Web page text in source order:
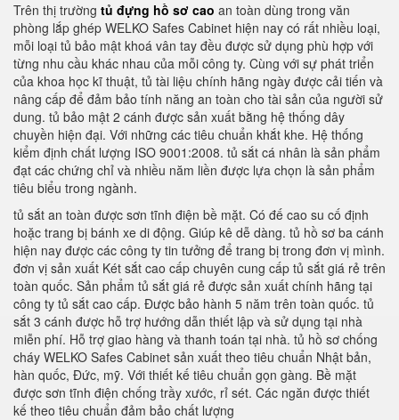
Trên thị trường tủ đựng hồ sơ cao an toàn dùng trong văn
phòng lắp ghép WELKO Safes Cabinet hiện nay có rất nhiều loại,
mỗi loại tủ bảo mật khoá vân tay đều được sử dụng phù hợp với
từng nhu cầu khác nhau của mỗi công ty. Cùng với sự phát triển
của khoa học kĩ thuật, tủ tài liệu chính hãng ngày được cải tiến và
nâng cấp để đảm bảo tính năng an toàn cho tài sản của người sử
dung. tủ bảo mật 2 cánh được sản xuất bằng hệ thống dây
chuyền hiện đại. Với những các tiêu chuẩn khắt khe. Hệ thống
kiểm định chất lượng ISO 9001:2008. tủ sắt cá nhân là sản phẩm
đạt các chứng chỉ và nhiều năm liền được lựa chọn là sản phẩm
tiêu biểu trong ngành.
tủ sắt an toàn được sơn tĩnh điện bề mặt. Có đế cao su cố định
hoặc trang bị bánh xe di động. Giúp kê dễ dàng. tủ hồ sơ ba cánh
hiện nay được các công ty tin tưởng để trang bị trong đơn vị mình.
đơn vị sản xuất Két sắt cao cấp chuyên cung cấp tủ sắt giá rẻ trên
toàn quốc. Sản phẩm tủ sắt giá rẻ được sản xuất chính hãng tại
công ty tủ sắt cao cấp. Được bảo hành 5 năm trên toàn quốc. tủ
sắt 3 cánh được hỗ trợ hướng dẫn thiết lập và sử dụng tại nhà
miễn phí. Hỗ trợ giao hàng và thanh toán tại nhà. tủ hồ sơ chống
cháy WELKO Safes Cabinet sản xuất theo tiêu chuẩn Nhật bản,
hàn quốc, Đức, mỹ. Với thiết kế tiêu chuẩn gọn gàng. Bề mặt
được sơn tĩnh điện chống trầy xước, rỉ sét. Các ngăn được thiết
kế theo tiêu chuẩn đảm bảo chất lượng